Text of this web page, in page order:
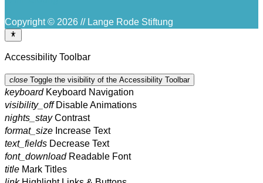
Copyright © 2026 // Lange Rode Stiftung
Accessibility Toolbar
close Toggle the visibility of the Accessibility Toolbar
keyboard Keyboard Navigation
visibility_off Disable Animations
nights_stay Contrast
format_size Increase Text
text_fields Decrease Text
font_download Readable Font
title Mark Titles